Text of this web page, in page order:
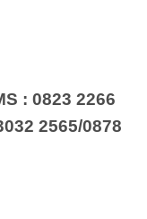
: 0823 2266
2565/0878